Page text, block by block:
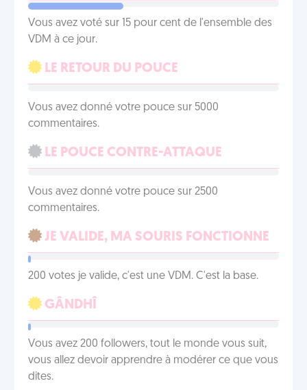
Vous avez voté sur 15 pour cent de l'ensemble des
VDM à ce jour.
LE RETOUR DU POUCE
Vous avez donné votre pouce sur 5000
commentaires.
LE POUCE CONTRE-ATTAQUE
Vous avez donné votre pouce sur 2500
commentaires.
JE VALIDE, MA SOURIS FONCTIONNE
200 votes je valide, c'est une VDM. C'est la base.
GÂNDHÎ
Vous avez 200 followers, tout le monde vous suit,
vous allez devoir apprendre à modérer ce que vous
dites.